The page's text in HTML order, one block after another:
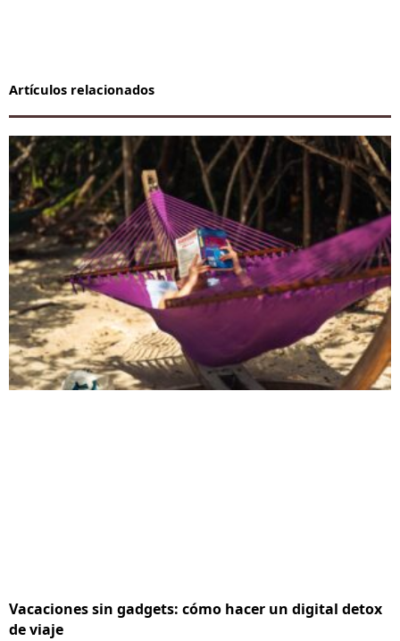
Artículos relacionados
Vacaciones sin gadgets: cómo hacer un digital detox
de viaje